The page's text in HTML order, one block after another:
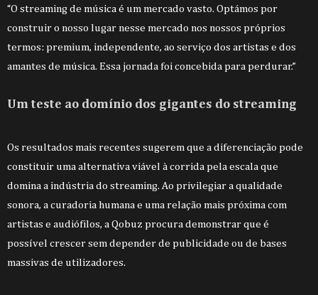
“O streaming de música é um mercado vasto. Optámos por
construir o nosso lugar nesse mercado nos nossos próprios
termos: premium, independente, ao serviço dos artistas e dos
amantes de música. Essa jornada foi concebida para perdurar.”
Um teste ao domínio dos gigantes do streaming
Os resultados mais recentes sugerem que a diferenciação pode
constituir uma alternativa viável à corrida pela escala que
domina a indústria do streaming. Ao privilegiar a qualidade
sonora, a curadoria humana e uma relação mais próxima com
artistas e audiófilos, a Qobuz procura demonstrar que é
possível crescer sem depender de publicidade ou de bases
massivas de utilizadores.